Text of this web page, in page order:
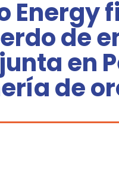
Energy
de
en
de